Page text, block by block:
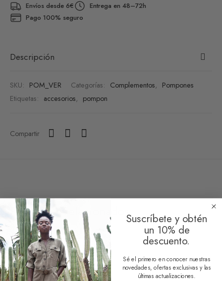
Envíos desde 6€
Entrega en 48–72h
Pago 100% seguro
Descripción
SKU: POM_VER Categorías: Complementos, Pompones
Etiquetas: accesorios, pompon
Compartir
Productos relacionadosSuscríbete y obtén
un 10% de
descuento.
Sé el primero en conocer nuestras
novedades, ofertas exclusivas y las
últimas actualizaciones.